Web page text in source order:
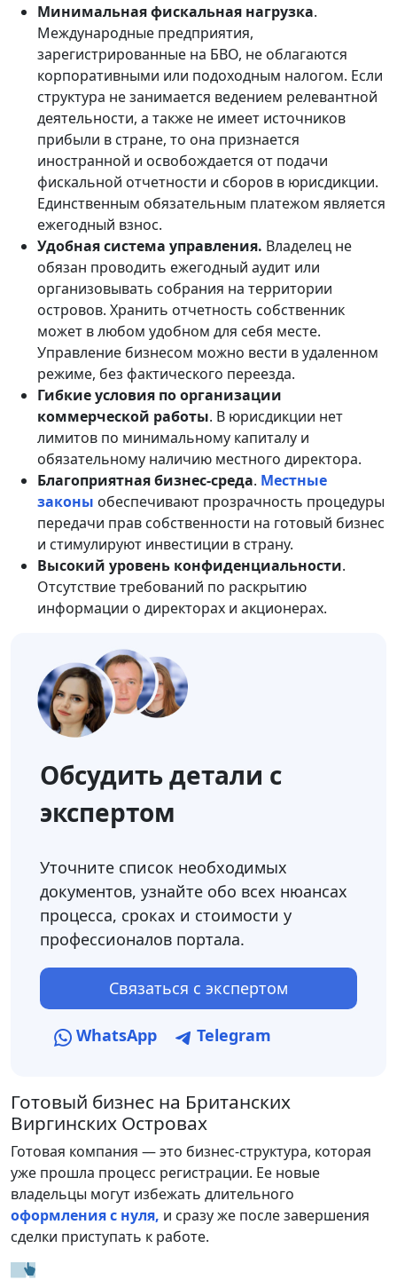
Минимальная фискальная нагрузка.
Международные предприятия,
зарегистрированные на БВО, не облагаются
корпоративными или подоходным налогом. Если
структура не занимается ведением релевантной
деятельности, а также не имеет источников
прибыли в стране, то она признается
иностранной и освобождается от подачи
фискальной отчетности и сборов в юрисдикции.
Единственным обязательным платежом является
ежегодный взнос.
Удобная система управления. Владелец не
обязан проводить ежегодный аудит или
организовывать собрания на территории
островов. Хранить отчетность собственник
может в любом удобном для себя месте.
Управление бизнесом можно вести в удаленном
режиме, без фактического переезда.
Гибкие условия по организации
коммерческой работы. В юрисдикции нет
лимитов по минимальному капиталу и
обязательному наличию местного директора.
Благоприятная бизнес-среда. Местные
законы обеспечивают прозрачность процедуры
передачи прав собственности на готовый бизнес
и стимулируют инвестиции в страну.
Высокий уровень конфиденциальности.
Отсутствие требований по раскрытию
информации о директорах и акционерах.
Обсудить детали с
экспертом
Уточните список необходимых
документов, узнайте обо всех нюансах
процесса, сроках и стоимости у
профессионалов портала.
Связаться с экспертом
WhatsApp Telegram
Готовый бизнес на Британских
Виргинских Островах
Готовая компания — это бизнес-структура, которая
уже прошла процесс регистрации. Ее новые
владельцы могут избежать длительного
оформления с нуля, и сразу же после завершения
сделки приступать к работе.